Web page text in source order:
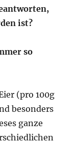
ist?
so
(pro 100g
besonders
ganze